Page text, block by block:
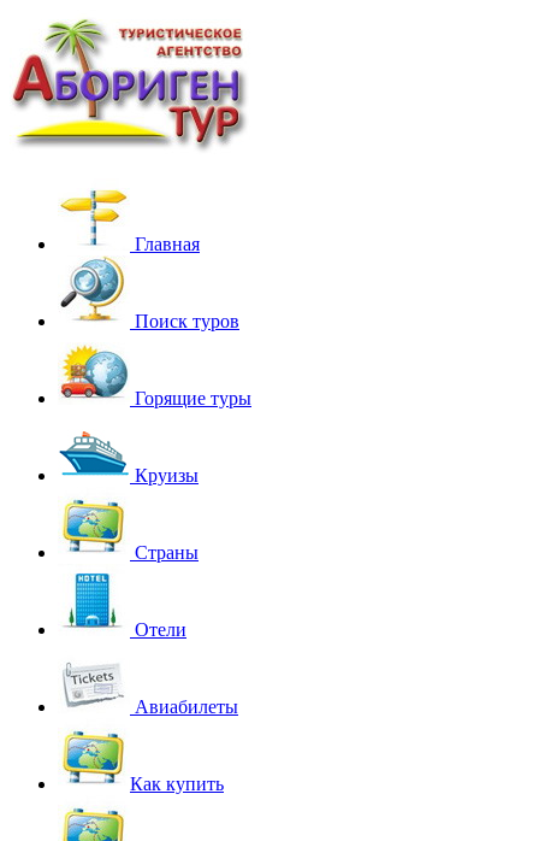
Главная
Поиск туров
Горящие туры
Круизы
Страны
Отели
Авиабилеты
Как купить